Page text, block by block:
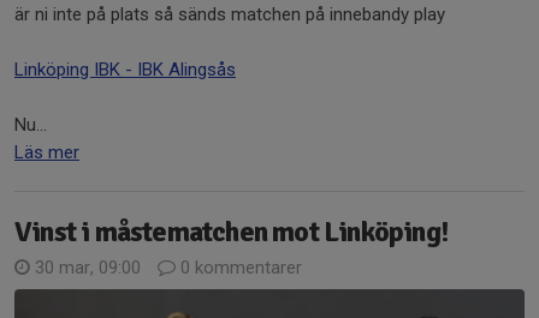
är ni inte på plats så sänds matchen på innebandy play
Linköping IBK - IBK Alingsås
Nu...
Läs mer
Vinst i måstematchen mot Linköping!
30 mar, 09:00 0 kommentarer